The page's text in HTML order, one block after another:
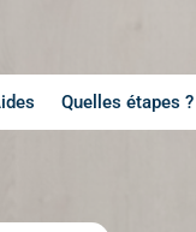
Quelles étapes ?